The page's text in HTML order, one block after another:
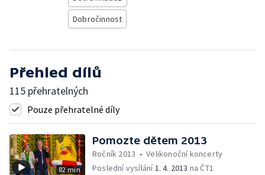
Dobročinnost
Přehled dílů
115 přehratelných
Pouze přehratelné díly
82 min
Pomozte dětem 2013
Ročník 2013 •Velikonoční koncerty
Poslední vysílání1. 4. 2013 na ČT1